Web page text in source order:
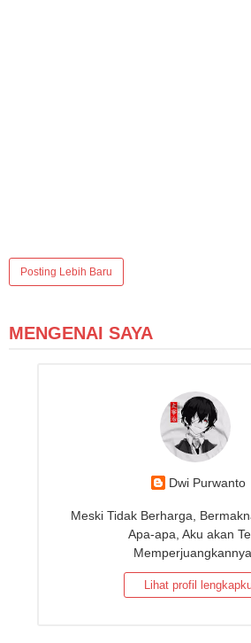
Posting Lebih Baru
MENGENAI SAYA
Dwi Purwanto
Meski Tidak Berharga,
Apa-apa, Aku akan
Lihat profil